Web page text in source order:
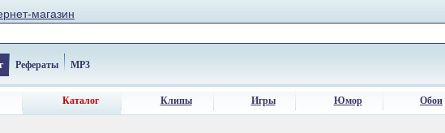
магазин
Рефераты MP3
Каталог Клипы Игры Юмор Обои